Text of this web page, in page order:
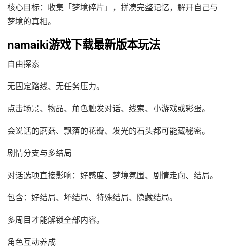
核心目标：收集「梦境碎片」，拼凑完整记忆，解开自己与
梦境的真相。
namaiki游戏下载最新版本玩法
自由探索
无固定路线、无任务压力。
点击场景、物品、角色触发对话、线索、小游戏或彩蛋。
会说话的蘑菇、飘落的花瓣、发光的石头都可能藏秘密。
剧情分支与多结局
对话选项直接影响：好感度、梦境氛围、剧情走向、结局。
包含：好结局、坏结局、特殊结局、隐藏结局。
多周目才能解锁全部内容。
角色互动养成